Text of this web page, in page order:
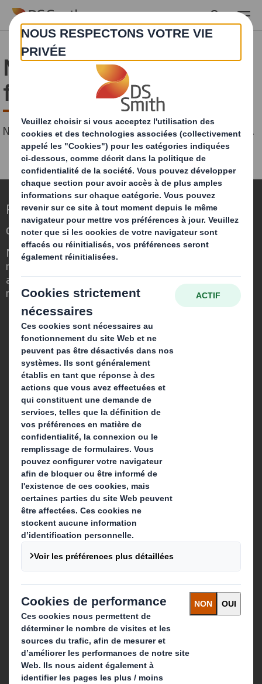
Skip to main content
Merci d'avoir complété ce
formulaire !
Nous traitons votre demande dans les meilleurs délais.
Repenser l’emballage pour un monde qui
change
Nous faisons la différence parce que
nous avons su voir en quoi l'emballage
avait un rôle important à jouer dans le
monde qui nous entoure.
Qui sommes-nous ?
A propos
Produits & Services
Développement durable
Actualités
Carrière
Que faisons-nous ?
Solutions d'emballage
Gamme de papiers
Contact
Nos implantations
Contactez-nous